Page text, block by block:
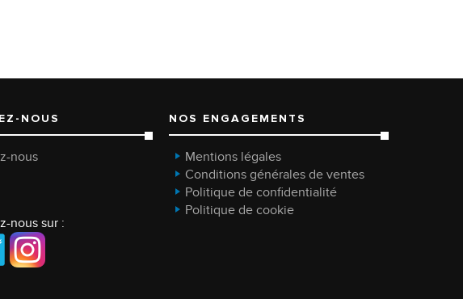
NOUS
nous
nous sur :
NOS ENGAGEMENTS
Mentions légales
Conditions générales de ventes
Politique de confidentialité
Politique de cookie